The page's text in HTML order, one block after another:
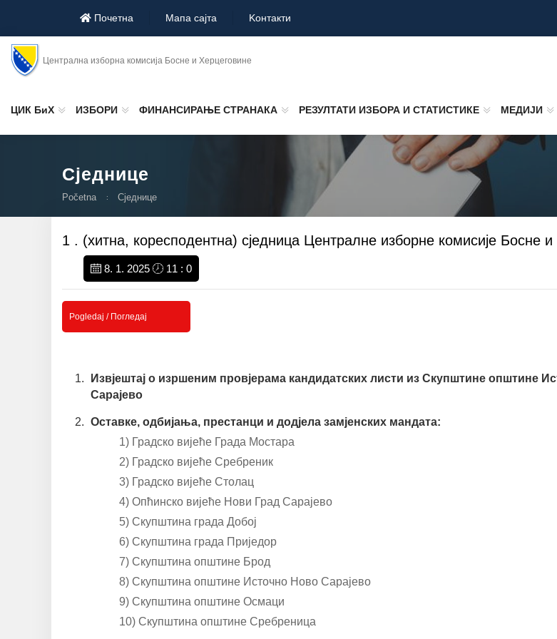
Почетна Мапа сајта Koнтакти
Централна изборна комисија Босне и Херцеговине
ЦИК БиХ ИЗБОРИ ФИНАНСИРАЊЕ СТРАНАКА РЕЗУЛТАТИ ИЗБОРА И СТАТИСТИКЕ МЕДИЈИ
Сједнице
Početna Сједнице
1 . (хитна, коресподентна) сједница Централне изборне комисије Босне
8. 1. 2025 11 : 0
Pogledaj / Погледај
Извјештај о изршеним провјерама кандидатских листи из Скупштине општине
Сарајево
Оставке, одбијања, престанци и додјела замјенских мандата:
1) Градско вијеће Града Мостара
2) Градско вијеће Сребреник
3) Градско вијеће Столац
4) Опћинско вијеће Нови Град Сарајево
5) Скупштина града Добој
6) Скупштина града Приједор
7) Скупштина општине Брод
8) Скупштина општине Источно Ново Сарајево
9) Скупштина општине Осмаци
10) Скупштина општине Сребреница